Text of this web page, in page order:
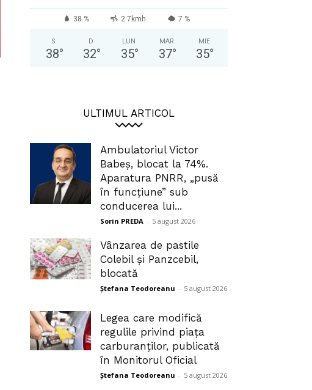
38 % 2.7kmh 7 %
S
38°
D
32°
LUN
35°
MAR
37°
MIE
35°
ULTIMUL ARTICOL
Ambulatoriul Victor
Babeș, blocat la 74%.
Aparatura PNRR, „pusă
în funcțiune” sub
conducerea lui...
Sorin PREDA - 5 august 2026
Vânzarea de pastile
Colebil și Panzcebil,
blocată
Ștefana Teodoreanu - 5 august 2026
Legea care modifică
regulile privind piața
carburanților, publicată
în Monitorul Oficial
Ștefana Teodoreanu - 5 august 2026